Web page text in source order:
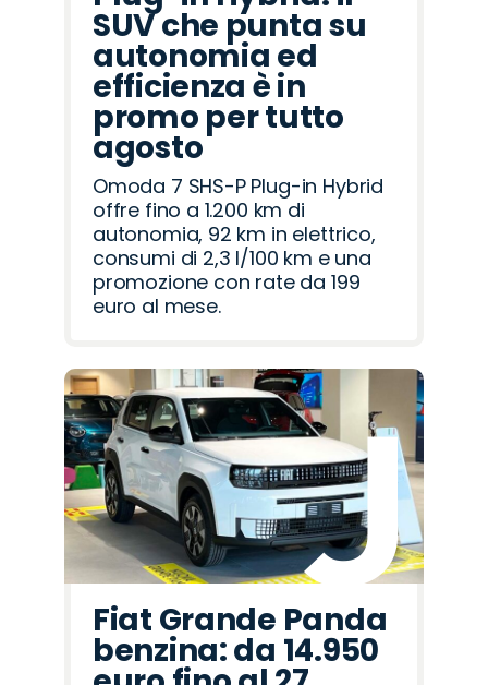
SUV che punta su
autonomia ed
efficienza è in
promo per tutto
agosto
Omoda 7 SHS-P Plug-in Hybrid
offre fino a 1.200 km di
autonomia, 92 km in elettrico,
consumi di 2,3 l/100 km e una
promozione con rate da 199
euro al mese.
Fiat Grande Panda
benzina: da 14.950